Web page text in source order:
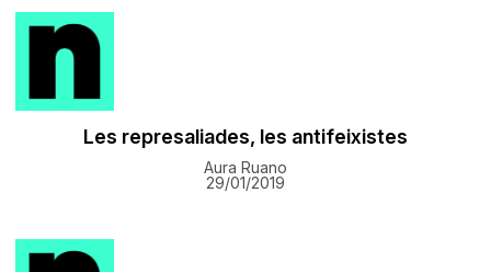
Les represaliades, les antifeixistes
Aura Ruano
29/01/2019